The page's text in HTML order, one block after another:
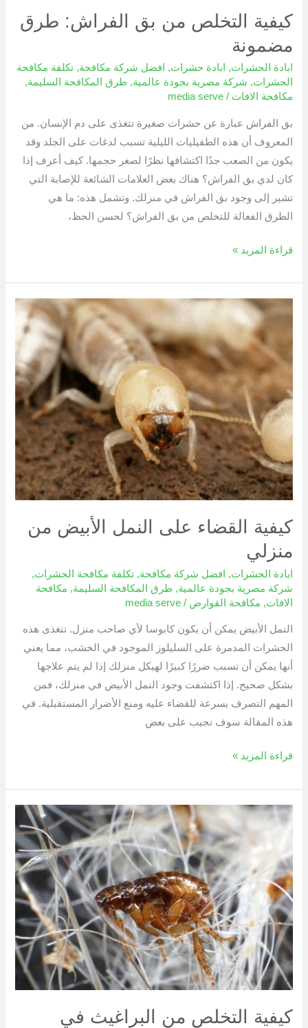
كيفية التخلص من بق الفراش: طرق
مضمونة
ابادة الحشرات, ابادة حشرات, افضل شركة مكافحة,تكلفة مكافحة
الحشرات, شركة مصرية بجودة عالمية, طرق المكافحة السليمة,
مكافحة الافات /
media serve
بق الفراش عبارة عن حشرات صغيرة تتغذى على دم الإنسان. من
المعروف أن هذه الطفيليات الليلية تسبب لدغات على الجلد وقد
يكون من الصعب جدًا اكتشافها نظرًا لصغر حجمها. كيف أعرف إذا
كان لدي بق الفراش؟ هناك بعض العلامات الشائعة للإصابة التي
تشير إلى وجود بق الفراش في منزلك. وتشمل هذه: ما هي
الطرق الفعالة للتخلص من بق الفراش؟ لحسن الحظ،
قراءة المزيد »
كيفية القضاء على النمل الأبيض من
منزلي
ابادة الحشرات, افضل شركة مكافحة,تكلفة مكافحة الحشرات,
شركة مصرية بجودة عالمية, طرق المكافحة السليمة, مكافحة
الافات, مكافحة القوارض /
media serve
النمل الأبيض يمكن أن يكون كابوسا لأي صاحب منزل. تتغذى هذه
الحشرات المدمرة على السليلوز الموجود في الخشب، مما يعني
أنها يمكن أن تسبب ضررًا كبيرًا لهيكل منزلك إذا لم يتم علاجها
بشكل صحيح. إذا اكتشفت وجود النمل الأبيض في منزلك، فمن
المهم التصرف بسرعة للقضاء عليه ومنع الأضرار المستقبلية. في
هذه المقالة سوف نجيب على بعض
كيفية
القضاء
على
النمل
من
منزلي
قراءة المزيد »
كيفية التخلص من البراغيث في
كيفية
من
البراغيث
في
المنزل
نهائيا